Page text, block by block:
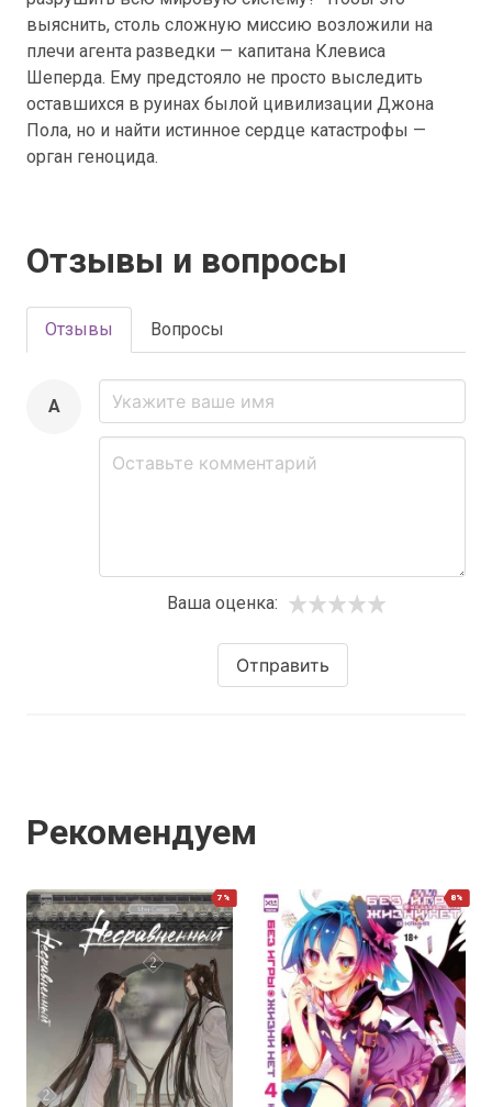
выяснить, столь сложную миссию возложили на
плечи агента разведки — капитана Клевиса
Шеперда. Ему предстояло не просто выследить
оставшихся в руинах былой цивилизации Джона
Пола, но и найти истинное сердце катастрофы —
орган геноцида.
Отзывы и вопросы
Отзывы Вопросы
A
Ваша оценка:
Отправить
Рекомендуем
7% 8%